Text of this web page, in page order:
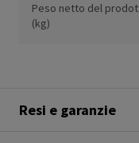
Peso netto del
(kg)
Resi e garanzie